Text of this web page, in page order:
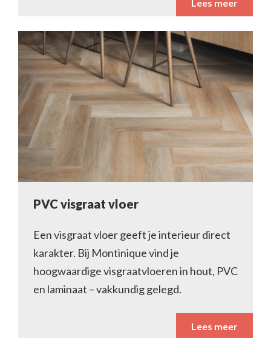
Lees meer
PVC visgraat vloer
Een visgraat vloer geeft je interieur direct
karakter. Bij Montinique vind je
hoogwaardige visgraatvloeren in hout, PVC
en laminaat – vakkundig gelegd.
Lees meer